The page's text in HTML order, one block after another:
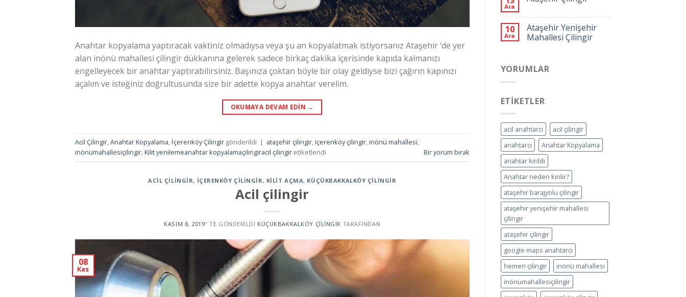
Anahtar kopyalama yaptıracak vaktiniz olmadıysa veya şu an kopyalatmak istiyorsanız Ataşehir ‘de yer
alan inönü mahallesi çilingir dükkanına gelerek sadece birkaç dakika içerisinde kapıda kalmanızı
engelleyecek bir anahtar yaptırabilirsiniz. Başınıza çoktan böyle bir olay geldiyse bizi çağırın kapınızı
açalım ve isteğiniz doğrultusunda size bir adette kopya anahtar verelim.
OKUMAYA DEVAM EDIN →
Acil Çilingir,Anahtar Kopyalama, İçerenköy Çilingir gönderildi | ataşehir çilingir,içerenköy çilingir,inönü mahallesi,
inönümahallesiçilingir,Kilit yenilemeanahtar kopyalamaçilingiracil çilingir etiketlendi Bir yorum bırak
ACIL ÇILINGIR, İÇERENKÖY ÇILINGIR , KILIT AÇMA, KÜÇÜKBAKKALKÖY ÇILINGIR
Acil çilingir
KASIM 8, 2019’' TE GÖNDERILDI KÜÇÜKBAKKALKÖY ÇILINGIR TARAFINDAN
08
Kas
Ara
10
Ara
Ataşehir Yenişehir
Mahallesi Çilingir
YORUMLAR
ETIKETLER
acil anahtarci
acil çilingir
anahtarcı
Anahtar Kopyalama
anahtar kırıldı
Anahtar neden kırılır?
ataşehir barajyolu çilingir
ataşehir yenişehir mahallesi
çilingir
ataşehir çilingir
google maps anahtarcı
hemen çilingir
inönü mahallesi
inönümahallesiçilingir